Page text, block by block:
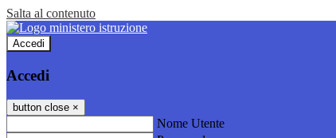
Salta al contenuto
Accedi
Accedi
button close ×
Nome Utente